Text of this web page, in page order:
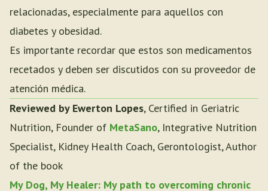
relacionadas, especialmente para aquellos con
diabetes y obesidad.
Es importante recordar que estos son medicamentos
recetados y deben ser discutidos con su proveedor de
atención médica.
Reviewed by Ewerton Lopes, Certified in Geriatric
Nutrition, Founder of MetaSano, Integrative Nutrition
Specialist, Kidney Health Coach, Gerontologist, Author
of the book
My Dog, My Healer: My path to overcoming chronic